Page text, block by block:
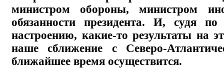
министром обороны, министром
обязанности президента. И, судя
настроению, какие-то результаты на
наше сближение с Северо-
ближайшее время осуществится.